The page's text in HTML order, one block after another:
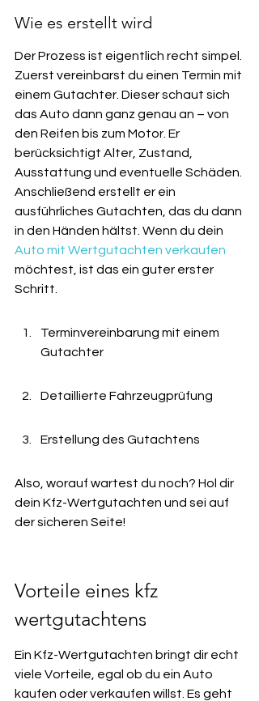
Wie es erstellt wird
Der Prozess ist eigentlich recht simpel.
Zuerst vereinbarst du einen Termin mit
einem Gutachter. Dieser schaut sich
das Auto dann ganz genau an – von
den Reifen bis zum Motor. Er
berücksichtigt Alter, Zustand,
Ausstattung und eventuelle Schäden.
Anschließend erstellt er ein
ausführliches Gutachten, das du dann
in den Händen hältst. Wenn du dein
Auto mit Wertgutachten verkaufen
möchtest, ist das ein guter erster
Schritt.
Terminvereinbarung mit einem
Gutachter
Detaillierte Fahrzeugprüfung
Erstellung des Gutachtens
Also, worauf wartest du noch? Hol dir
dein Kfz-Wertgutachten und sei auf
der sicheren Seite!
Vorteile eines kfz
wertgutachtens
Ein Kfz-Wertgutachten bringt dir echt
viele Vorteile, egal ob du ein Auto
kaufen oder verkaufen willst. Es geht